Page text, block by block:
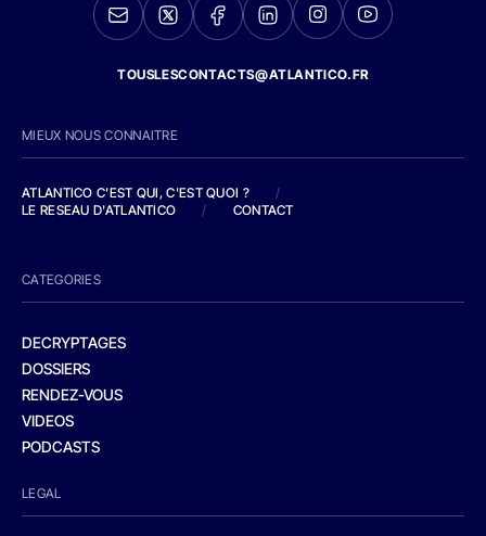
TOUSLESCONTACTS@ATLANTICO.FR
MIEUX NOUS CONNAITRE
ATLANTICO C'EST QUI, C'EST QUOI ?
/
LE RESEAU D'ATLANTICO
/ CONTACT
CATEGORIES
DECRYPTAGES
DOSSIERS
RENDEZ-VOUS
VIDEOS
PODCASTS
LEGAL